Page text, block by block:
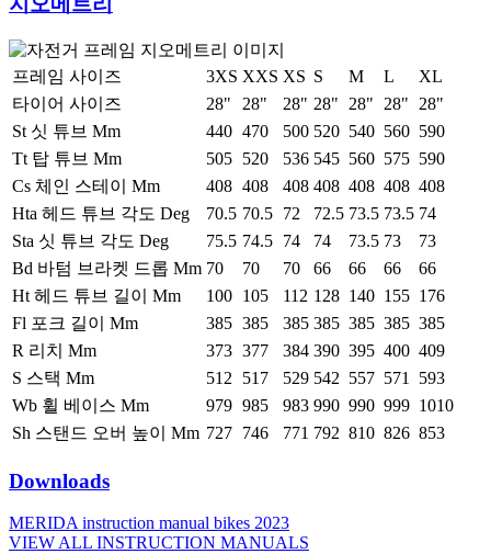
프레임 사이즈 3XS XXS XS S M L
XL
타이어 사이즈
28" 28" 28" 28" 28" 28"
28"
St 싯 튜브 Mm
440 470 500 520 540 560 590
Tt 탑 튜브 Mm
505 520 536 545 560 575 590
Cs 체인 스테이 Mm
408 408 408 408 408 408 408
Hta 헤드 튜브 각도 Deg
70.5 70.5 72 72.5 73.5 73.5 74
Sta 싯 튜브 각도 Deg
75.5 74.5 74 74 73.5 73
73
Bd 바텀 브라켓 드롭 Mm 70 70 70 66 66 66
66
Ht 헤드 튜브 길이 Mm
100 105 112 128 140 155 176
Fl 포크 길이 Mm
385 385 385 385 385 385 385
R 리치 Mm
373 377 384 390 395 400 409
S 스택 Mm
512 517 529 542 557 571
593
Wb 휠 베이스 Mm
979 985 983 990 990 999 1010
Sh 스탠드 오버 높이 Mm 727 746 771 792 810 826 853
Downloads
MERIDA instruction manual bikes 2023
VIEW ALL INSTRUCTION MANUALS